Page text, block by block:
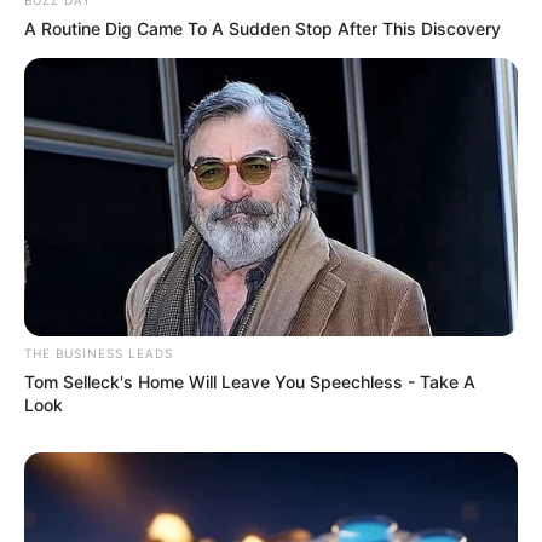
A Routine Dig Came To A Sudden Stop After This Discovery
THE BUSINESS LEADS
Tom Selleck's Home Will Leave You Speechless - Take A
Look